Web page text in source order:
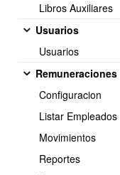
Libros Auxiliares
Usuarios
Usuarios
Remuneraciones
Configuracion
Listar Empleados
Movimientos
Reportes
El Perfil de usuario